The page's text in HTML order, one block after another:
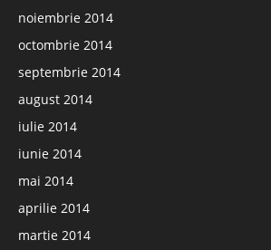
noiembrie 2014
octombrie 2014
septembrie 2014
august 2014
iulie 2014
iunie 2014
mai 2014
aprilie 2014
martie 2014